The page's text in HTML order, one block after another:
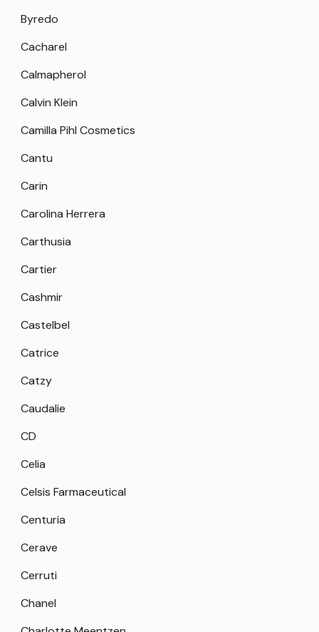
Byredo
Cacharel
Calmapherol
Calvin Klein
Camilla Pihl Cosmetics
Cantu
Carin
Carolina Herrera
Carthusia
Cartier
Cashmir
Castelbel
Catrice
Catzy
Caudalie
CD
Celia
Celsis Farmaceutical
Centuria
Cerave
Cerruti
Chanel